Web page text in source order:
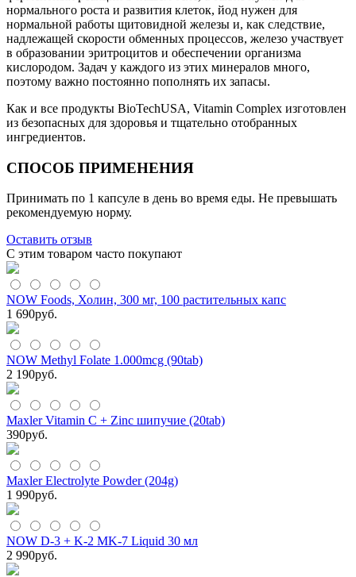
нормального роста и развития клеток, йод нужен для
нормальной работы щитовидной железы и, как следствие,
надлежащей скорости обменных процессов, железо участвует
в образовании эритроцитов и обеспечении организма
кислородом. Задач у каждого из этих минералов много,
поэтому важно постоянно пополнять их запасы.
Как и все продукты BioTechUSA, Vitamin Complex изготовлен
из безопасных для здоровья и тщательно отобранных
ингредиентов.
СПОСОБ ПРИМЕНЕНИЯ
Принимать по 1 капсуле в день во время еды. Не превышать
рекомендуемую норму.
Оставить отзыв
С этим товаром часто покупают
NOW Foods, Холин, 300 мг, 100 растительных капс
1 690руб.
NOW Methyl Folate 1.000mcg (90tab)
2 190руб.
Maxler Vitamin C + Zinc шипучие (20tab)
390руб.
Maxler Electrolyte Powder (204g)
1 990руб.
NOW D-3 + K-2 MK-7 Liquid 30 мл
2 990руб.